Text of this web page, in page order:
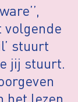
volgende
stuurt
jij stuurt.
het lezen